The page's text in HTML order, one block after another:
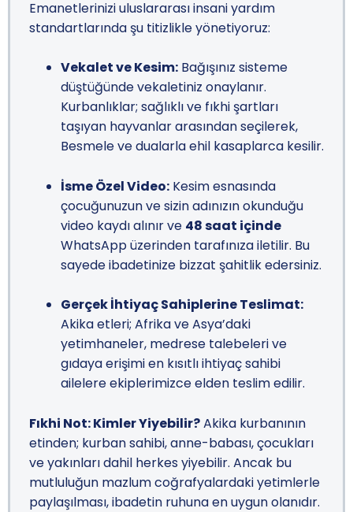
Emanetlerinizi uluslararası insani yardım
standartlarında şu titizlikle yönetiyoruz:
Vekalet ve Kesim: Bağışınız sisteme
düştüğünde vekaletiniz onaylanır.
Kurbanlıklar; sağlıklı ve fıkhi şartları
taşıyan hayvanlar arasından seçilerek,
Besmele ve dualarla ehil kasaplarca kesilir.
İsme Özel Video: Kesim esnasında
çocuğunuzun ve sizin adınızın okunduğu
video kaydı alınır ve 48 saat içinde
WhatsApp üzerinden tarafınıza iletilir. Bu
sayede ibadetinize bizzat şahitlik edersiniz.
Gerçek İhtiyaç Sahiplerine Teslimat:
Akika etleri; Afrika ve Asya’daki
yetimhaneler, medrese talebeleri ve
gıdaya erişimi en kısıtlı ihtiyaç sahibi
ailelere ekiplerimizce elden teslim edilir.
Fıkhi Not: Kimler Yiyebilir?Akika kurbanının
etinden; kurban sahibi, anne-babası, çocukları
ve yakınları dahil herkes yiyebilir. Ancak bu
mutluluğun mazlum coğrafyalardaki yetimlerle
paylaşılması, ibadetin ruhuna en uygun olanıdır.